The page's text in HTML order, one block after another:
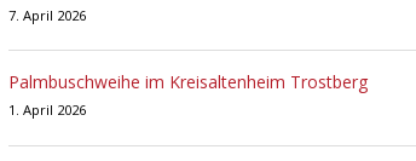
7. April 2026
Palmbuschweihe im Kreisaltenheim Trostberg
1. April 2026